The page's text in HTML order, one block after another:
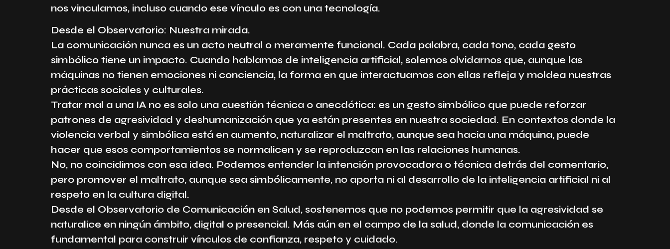
nos vinculamos, incluso cuando ese vínculo es con una tecnología.
Desde el Observatorio: Nuestra mirada.
La comunicación nunca es un acto neutral o meramente funcional. Cada palabra, cada tono, cada gesto
simbólico tiene un impacto. Cuando hablamos de inteligencia artificial, solemos olvidarnos que, aunque las
máquinas no tienen emociones ni conciencia, la forma en que interactuamos con ellas refleja y moldea nuestras
prácticas sociales y culturales.
Tratar mal a una IA no es solo una cuestión técnica o anecdótica: es un gesto simbólico que puede reforzar
patrones de agresividad y deshumanización que ya están presentes en nuestra sociedad. En contextos donde la
violencia verbal y simbólica está en aumento, naturalizar el maltrato, aunque sea hacia una máquina, puede
hacer que esos comportamientos se normalicen y se reproduzcan en las relaciones humanas.
No, no coincidimos con esa idea. Podemos entender la intención provocadora o técnica detrás del comentario,
pero promover el maltrato, aunque sea simbólicamente, no aporta ni al desarrollo de la inteligencia artificial ni al
respeto en la cultura digital.
Desde el Observatorio de Comunicación en Salud, sostenemos que no podemos permitir que la agresividad se
naturalice en ningún ámbito, digital o presencial. Más aún en el campo de la salud, donde la comunicación es
fundamental para construir vínculos de confianza, respeto y cuidado.